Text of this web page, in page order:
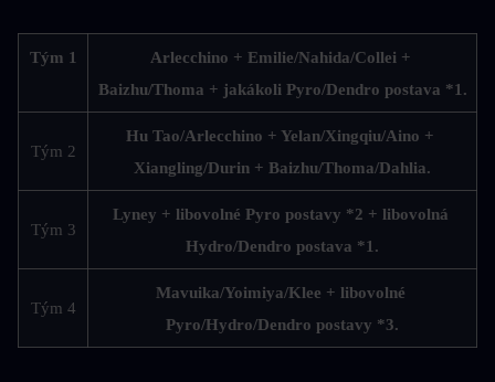
Tým 1
Arlecchino + Emilie/Nahida/Collei +
Baizhu/Thoma + jakákoli Pyro/Dendro postava *1.
Tým 2
Hu Tao/Arlecchino + Yelan/Xingqiu/Aino +
Xiangling/Durin + Baizhu/Thoma/Dahlia.
Tým 3
Lyney + libovolné Pyro postavy *2 + libovolná
Hydro/Dendro postava *1.
Tým 4
Mavuika/Yoimiya/Klee + libovolné
Pyro/Hydro/Dendro postavy *3.